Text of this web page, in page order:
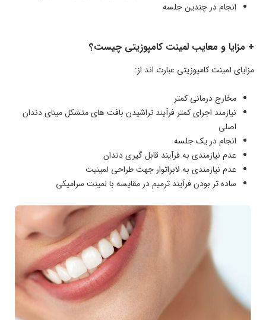
انجام در چندین جلسه
+ مزایا و معایب لمینت کامپوزیتی چیست؟
مزایای لمینت کامپوزیتی عبارت اند از:
مخارج درمانی کمتر
نیازمند اجرای کمتر فرآیند تراشیدن بافت های متشکل مینای دندان
اصلی
انجام در یک جلسه
عدم نیازمندی به فرآیند قابل گیری دندان
عدم نیازمندی به لابراتوار جهت طراحی لمینیت
ساده تر بودن فرآیند ترمیم در مقایسه با لمینت سرامیکی